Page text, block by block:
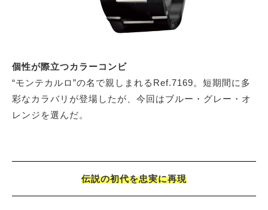
個性が際立つカラーコンビ
“モンテカルロ”の名で親しまれるRef.7169。短期間に多
彩なカラバリが登場したが、今回はブルー・グレー・オ
レンジを選んだ。
伝説の初代を忠実に再現